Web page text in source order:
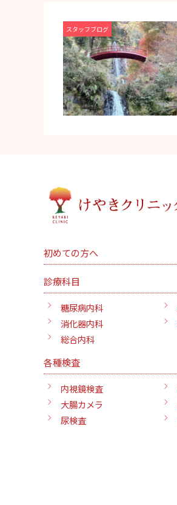
スタッフブログ
初めての方へ
診療科目
糖尿病内科
消化器内科
総合内科
各種検査
内視鏡検査
大腸カメラ
尿検査